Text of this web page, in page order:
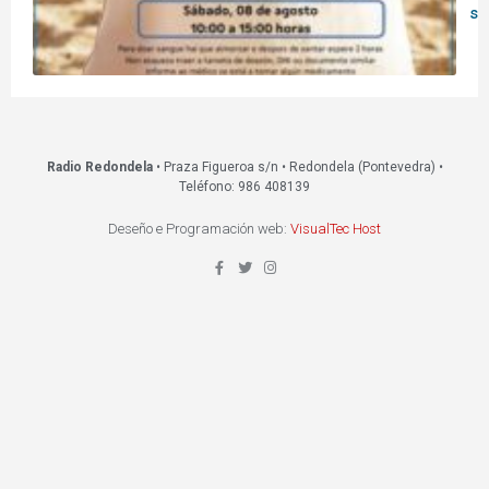
Radio Redondela• Praza Figueroa s/n • Redondela (Pontevedra) •
Teléfono: 986 408139
Deseño e Programación web: VisualTec Host